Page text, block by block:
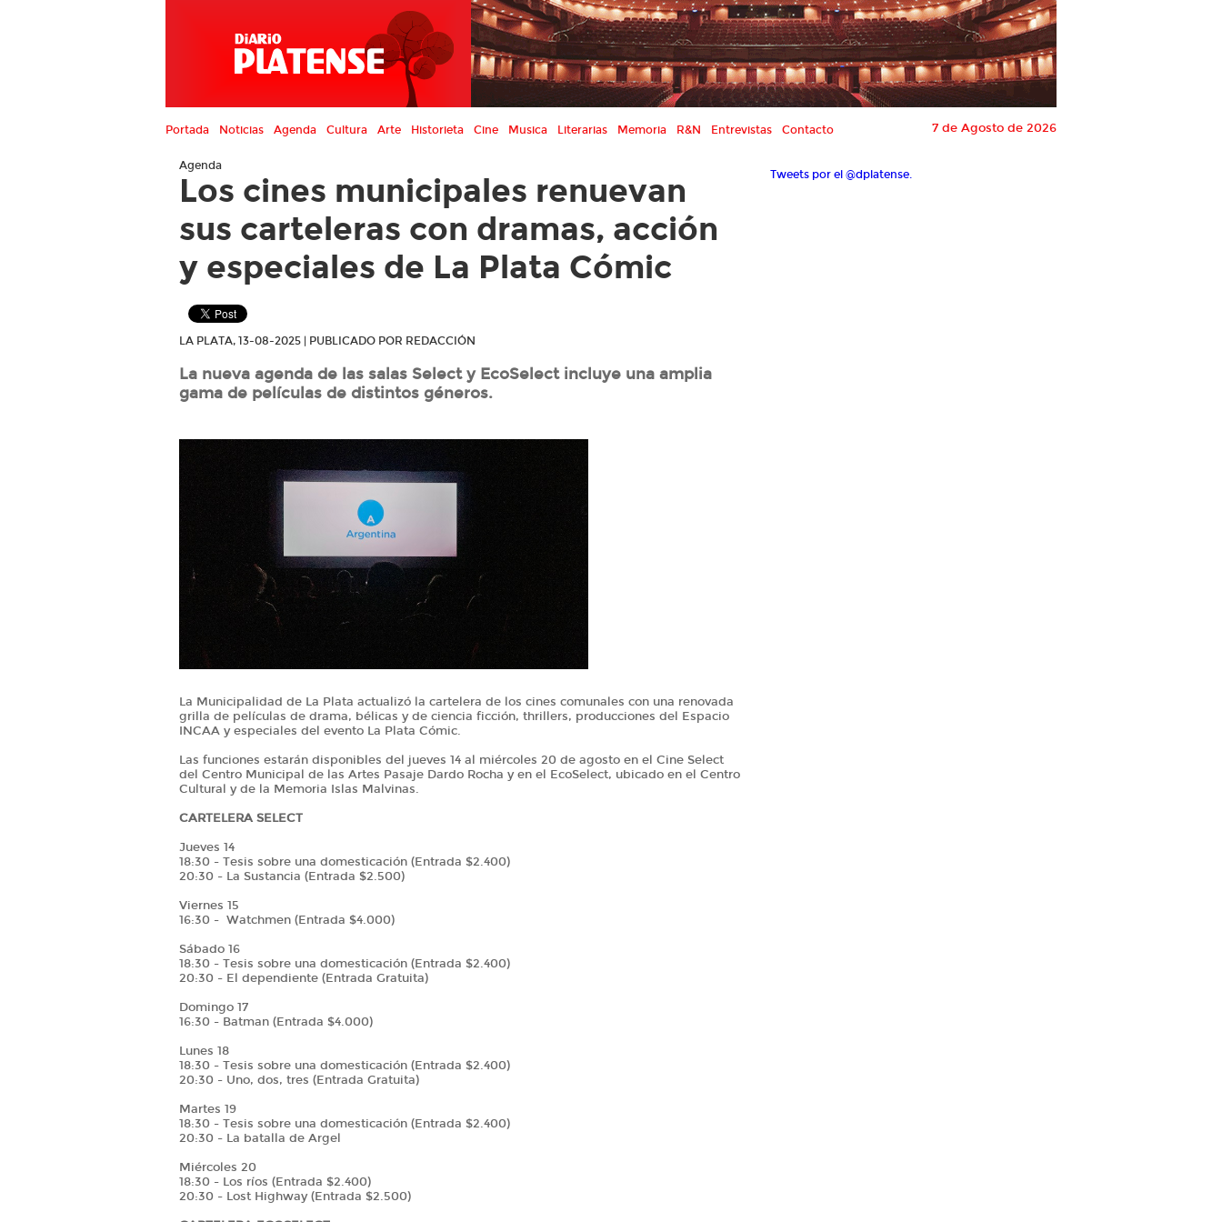
Portada Noticias Agenda Cultura Arte Historieta Cine Musica Literarias Memoria R&N Entrevistas Contacto 7 de Agosto de 2026
Agenda
Los cines municipales renuevan
sus carteleras con dramas, acción
y especiales de La Plata Cómic
LA PLATA, 13-08-2025 | PUBLICADO POR REDACCIÓN
La nueva agenda de las salas Select y EcoSelect incluye una amplia
gama de películas de distintos géneros.
La Municipalidad de La Plata actualizó la cartelera de los cines comunales con una renovada
grilla de películas de drama, bélicas y de ciencia ficción, thrillers, producciones del Espacio
INCAA y especiales del evento La Plata Cómic.
Las funciones estarán disponibles del jueves 14 al miércoles 20 de agosto en el Cine Select
del Centro Municipal de las Artes Pasaje Dardo Rocha y en el EcoSelect, ubicado en el Centro
Cultural y de la Memoria Islas Malvinas.
CARTELERA SELECT
Jueves 14
18:30 - Tesis sobre una domesticación (Entrada $2.400)
20:30 - La Sustancia (Entrada $2.500)
Viernes 15
16:30 - Watchmen (Entrada $4.000)
Sábado 16
18:30 - Tesis sobre una domesticación (Entrada $2.400)
20:30 - El dependiente (Entrada Gratuita)
Domingo 17
16:30 - Batman (Entrada $4.000)
Lunes 18
18:30 - Tesis sobre una domesticación (Entrada $2.400)
20:30 - Uno, dos, tres (Entrada Gratuita)
Martes 19
18:30 - Tesis sobre una domesticación (Entrada $2.400)
20:30 - La batalla de Argel
Miércoles 20
18:30 - Los ríos (Entrada $2.400)
20:30 - Lost Highway (Entrada $2.500)
Tweets por el @dplatense.